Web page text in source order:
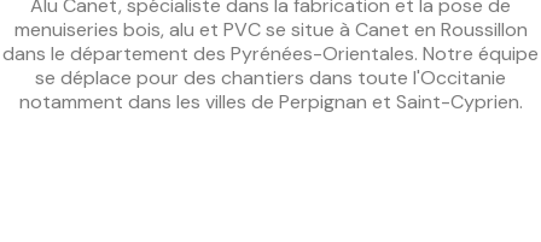
Alu Canet, spécialiste dans la fabrication et la pose de
menuiseries bois, alu et PVC se situe à Canet en Roussillon
dans le département des Pyrénées-Orientales. Notre équipe
se déplace pour des chantiers dans toute l'Occitanie
notamment dans les villes de Perpignan et Saint-Cyprien.